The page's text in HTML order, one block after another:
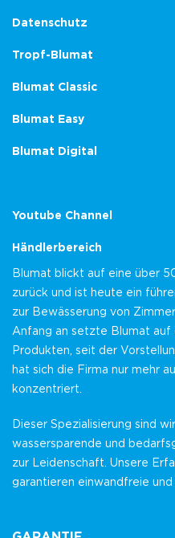
Datenschutz
Tropf-Blumat
Blumat Classic
Blumat Easy
Blumat Digital
Youtube Channel
Händlerbereich
Blumat blickt auf eine über
zurück und ist heute ein
zur Bewässerung von
Anfang an setzte Blumat
Produkten, seit der
hat sich die Firma nur mehr
konzentriert.
Dieser Spezialisierung sind
wassersparende und
zur Leidenschaft. Unsere
garantieren einwandfreie